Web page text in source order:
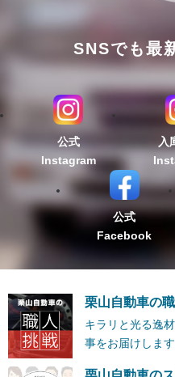
SNSでも最
公式
Instagram
入
公式
Facebook
栗山自動車の
キラリと光る逸
事をお届けします